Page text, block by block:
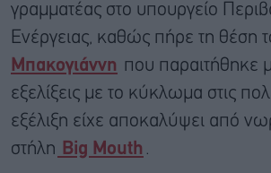
γραμματέας στο υπουργείο
Ενέργειας, καθώς πήρε τη θέση
Μπακογιάννη που παραιτήθηκε
εξελίξεις με το κύκλωμα στις
εξέλιξη είχε αποκαλύψει από
στήλη
Big Mouth .